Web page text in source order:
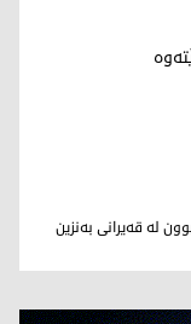
لە قەیرانی بەنزین